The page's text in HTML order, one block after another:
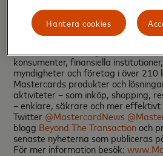
Om Mastercard
Mastercard(NYSE:MA) är ett
globala betalningsindustrin. Vi
konsumenter, finansiella
myndigheter och företag i över 210
Mastercards produkter och
aktiviteter – som inköp, shopping,
– enklare, säkrare och mer
Twitter @MastercardNews
blogg Beyond The Transactionoch
senaste nyheterna som publiceras
För mer information besök:
Hantera cookies